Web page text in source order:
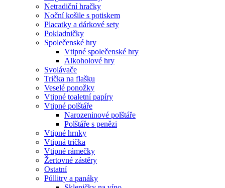
Netradiční hračky
Noční košile s potiskem
Placatky a dárkové sety
Pokladničky
Společenské hry
Vtipné společenské hry
Alkoholové hry
Svolávače
Trička na flašku
Veselé ponožky
Vtipné toaletní papíry
Vtipné polštáře
Narozeninové polštáře
Polštáře s penězi
Vtipné hrnky
Vtipná trička
Vtipné rámečky
Žertovné zástěry
Ostatní
Půllitry a panáky